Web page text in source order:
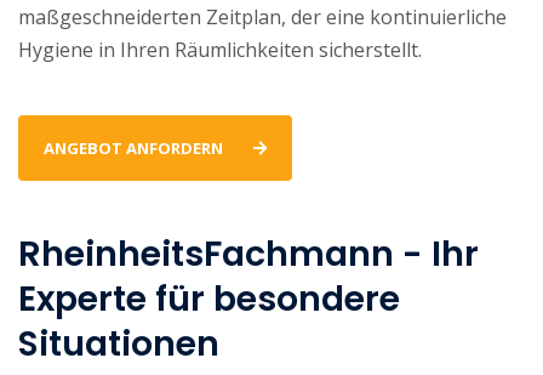
maßgeschneiderten Zeitplan, der eine kontinuierliche
Hygiene in Ihren Räumlichkeiten sicherstellt.
ANGEBOT ANFORDERN
RheinheitsFachmann - Ihr
Experte für besondere
Situationen